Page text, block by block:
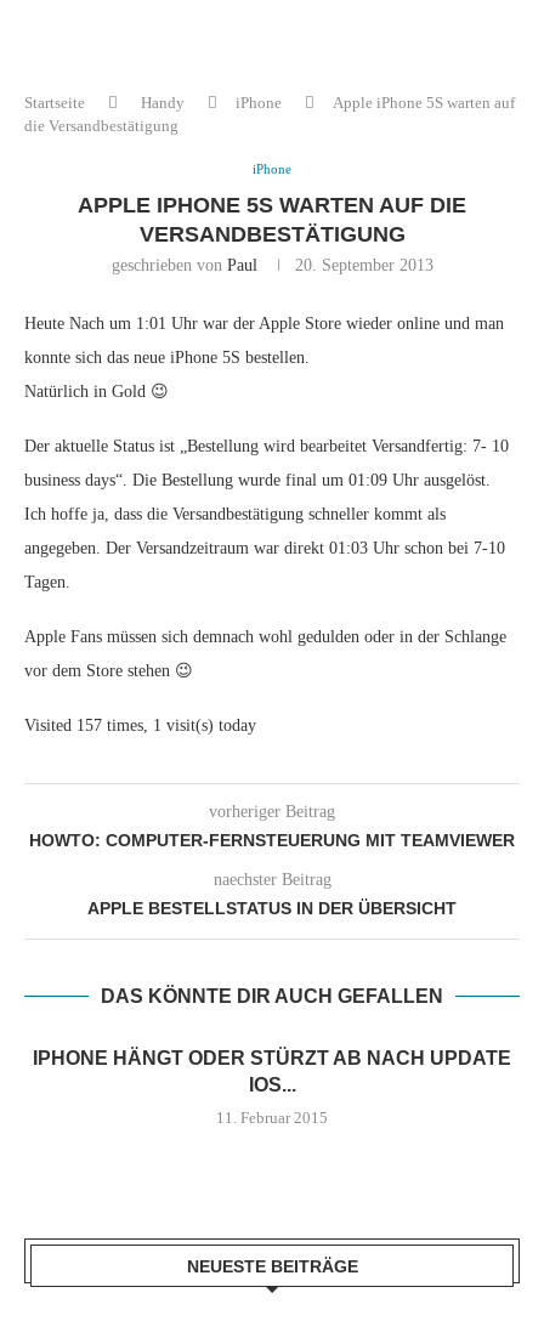
Startseite Handy iPhone
Apple iPhone 5S warten auf
die Versandbestätigung
iPhone
APPLE IPHONE 5S WARTEN AUF DIE
VERSANDBESTÄTIGUNG
geschrieben von Paul 20. September 2013
Heute Nach um 1:01 Uhr war der Apple Store wieder online und man
konnte sich das neue iPhone 5S bestellen.
Natürlich in Gold 😉
Der aktuelle Status ist „Bestellung wird bearbeitet Versandfertig: 7- 10
business days“. Die Bestellung wurde final um 01:09 Uhr ausgelöst.
Ich hoffe ja, dass die Versandbestätigung schneller kommt als
angegeben. Der Versandzeitraum war direkt 01:03 Uhr schon bei 7-10
Tagen.
Apple Fans müssen sich demnach wohl gedulden oder in der Schlange
vor dem Store stehen 😉
Visited 157 times, 1 visit(s) today
vorheriger Beitrag
HOWTO: COMPUTER-FERNSTEUERUNG MIT TEAMVIEWER
naechster Beitrag
APPLE BESTELLSTATUS IN DER ÜBERSICHT
DAS KÖNNTE DIR AUCH GEFALLEN
IPHONE HÄNGT ODER STÜRZT AB NACH UPDATE
IOS...
11. Februar 2015
NEUESTE BEITRÄGE